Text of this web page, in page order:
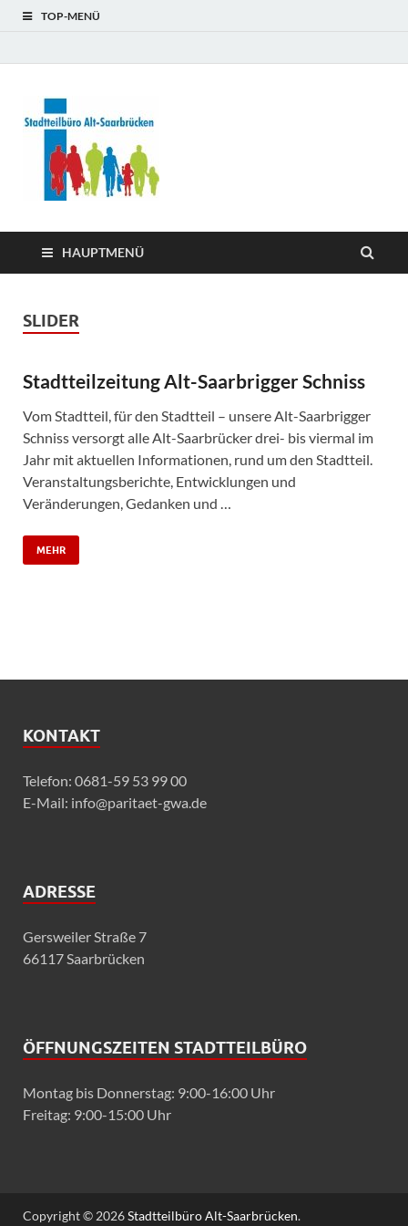
TOP-MENÜ
HAUPTMENÜ
SLIDER
Stadtteilzeitung Alt-Saarbrigger Schniss
Vom Stadtteil, für den Stadtteil – unsere Alt-Saarbrigger
Schniss versorgt alle Alt-Saarbrücker drei- bis viermal im
Jahr mit aktuellen Informationen, rund um den Stadtteil.
Veranstaltungsberichte, Entwicklungen und
Veränderungen, Gedanken und …
MEHR
KONTAKT
Telefon: 0681-59 53 99 00
E-Mail: info@paritaet-gwa.de
ADRESSE
Gersweiler Straße 7
66117 Saarbrücken
ÖFFNUNGSZEITEN STADTTEILBÜRO
Montag bis Donnerstag: 9:00-16:00 Uhr
Freitag: 9:00-15:00 Uhr
Copyright © 2026Stadtteilbüro Alt-Saarbrücken.